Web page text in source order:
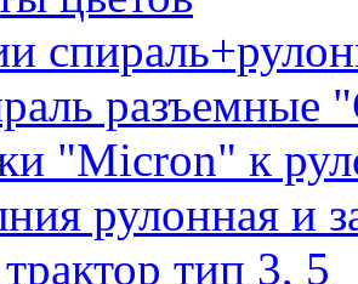
разъемные
"Micron" к
рулонная и
тип 3, 5